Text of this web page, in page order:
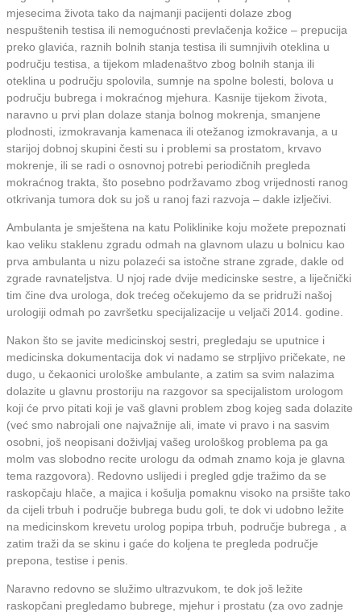
mjesecima života tako da najmanji pacijenti dolaze zbog
nespuštenih testisa ili nemogućnosti prevlačenja kožice – prepucija
preko glavića, raznih bolnih stanja testisa ili sumnjivih oteklina u
području testisa, a tijekom mladenaštvo zbog bolnih stanja ili
oteklina u području spolovila, sumnje na spolne bolesti, bolova u
području bubrega i mokraćnog mjehura. Kasnije tijekom života,
naravno u prvi plan dolaze stanja bolnog mokrenja, smanjene
plodnosti, izmokravanja kamenaca ili otežanog izmokravanja, a u
starijoj dobnoj skupini česti su i problemi sa prostatom, krvavo
mokrenje, ili se radi o osnovnoj potrebi periodičnih pregleda
mokraćnog trakta, što posebno podržavamo zbog vrijednosti ranog
otkrivanja tumora dok su još u ranoj fazi razvoja – dakle izlječivi.
Ambulanta je smještena na katu Poliklinike koju možete prepoznati
kao veliku staklenu zgradu odmah na glavnom ulazu u bolnicu kao
prva ambulanta u nizu polazeći sa istočne strane zgrade, dakle od
zgrade ravnateljstva. U njoj rade dvije medicinske sestre, a liječnički
tim čine dva urologa, dok trećeg očekujemo da se pridruži našoj
urologiji odmah po završetku specijalizacije u veljači 2014. godine.
Nakon što se javite medicinskoj sestri, pregledaju se uputnice i
medicinska dokumentacija dok vi nadamo se strpljivo pričekate, ne
dugo, u čekaonici urološke ambulante, a zatim sa svim nalazima
dolazite u glavnu prostoriju na razgovor sa specijalistom urologom
koji će prvo pitati koji je vaš glavni problem zbog kojeg sada dolazite
(već smo nabrojali one najvažnije ali, imate vi pravo i na sasvim
osobni, još neopisani doživljaj vašeg urološkog problema pa ga
molm vas slobodno recite urologu da odmah znamo koja je glavna
tema razgovora). Redovno uslijedi i pregled gdje tražimo da se
raskopčaju hlače, a majica i košulja pomaknu visoko na prsište tako
da cijeli trbuh i područje bubrega budu goli, te dok vi udobno ležite
na medicinskom krevetu urolog popipa trbuh, područje bubrega , a
zatim traži da se skinu i gaće do koljena te pregleda područje
prepona, testise i penis.
Naravno redovno se služimo ultrazvukom, te dok još ležite
raskopčani pregledamo bubrege, mjehur i prostatu (za ovo zadnje